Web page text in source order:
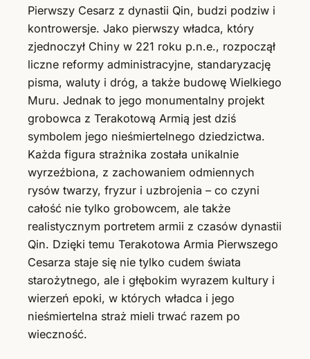
Pierwszy Cesarz z dynastii Qin, budzi podziw i
kontrowersje. Jako pierwszy władca, który
zjednoczył Chiny w 221 roku p.n.e., rozpoczął
liczne reformy administracyjne, standaryzację
pisma, waluty i dróg, a także budowę Wielkiego
Muru. Jednak to jego monumentalny projekt
grobowca z Terakotową Armią jest dziś
symbolem jego nieśmiertelnego dziedzictwa.
Każda figura strażnika została unikalnie
wyrzeźbiona, z zachowaniem odmiennych
rysów twarzy, fryzur i uzbrojenia – co czyni
całość nie tylko grobowcem, ale także
realistycznym portretem armii z czasów dynastii
Qin. Dzięki temu Terakotowa Armia Pierwszego
Cesarza staje się nie tylko cudem świata
starożytnego, ale i głębokim wyrazem kultury i
wierzeń epoki, w których władca i jego
nieśmiertelna straż mieli trwać razem po
wieczność.